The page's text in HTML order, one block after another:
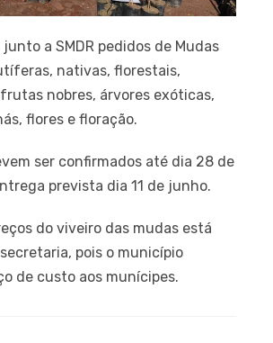
a SMDR pedidos de Mudas
nativas, florestais,
nobres, árvores exóticas,
flores e floração.
ser confirmados até dia 28 de
prevista dia 11 de junho.
do viveiro das mudas está
pois o município
de custo aos munícipes.